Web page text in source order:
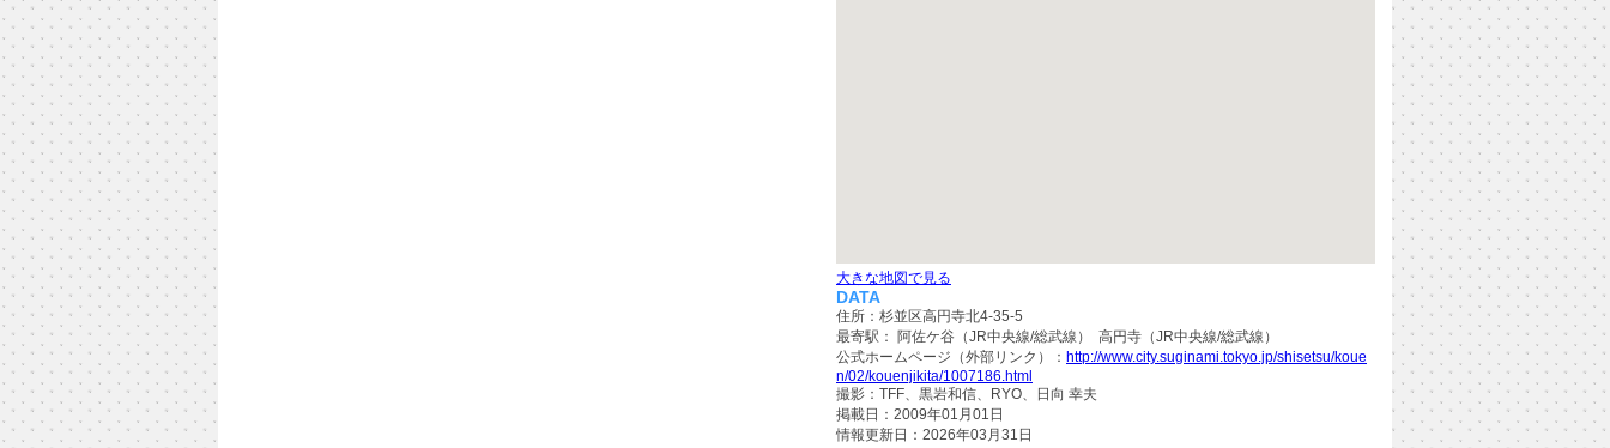
大きな地図で見る
DATA
住所：杉並区高円寺北4-35-5
最寄駅： 阿佐ケ谷（JR中央線/総武線） 高円寺（JR中央線/総武線）
公式ホームページ（外部リンク）： http://www.city.suginami.tokyo.jp/shisetsu/koue
n/02/kouenjikita/1007186.html
撮影：TFF、黒岩和信、RYO、日向 幸夫
掲載日：2009年01月01日
情報更新日：2026年03月31日